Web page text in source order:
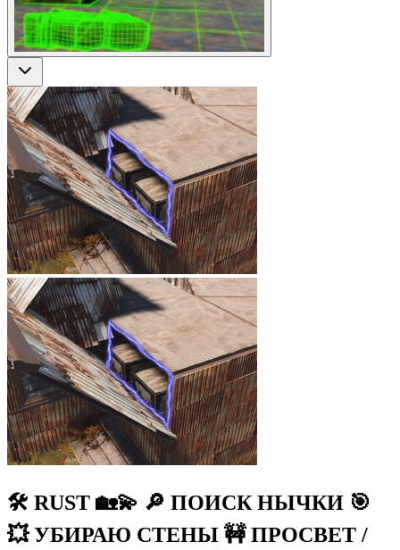
🛠️ RUST 🏡💫 🔎 ПОИСК НЫЧКИ 🎯
💥 УБИРАЮ СТЕНЫ 🚧 ПРОСВЕТ /